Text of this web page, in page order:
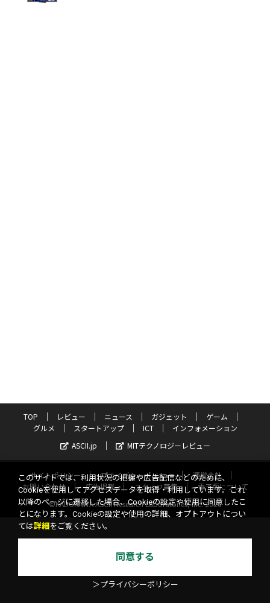
TOP レビュー ニュース ガジェット
ゲーム
グルメ
スタートアップ ICT
インフォメーション
ASCII.jp
MITテクノロジーレビュー
サイトポリシー プライバシーポリシー
運営会社
お問い合わせ
広告掲載 スタッフ募集
電子版について
©KADOKAWA ASCII Research Laboratories, Inc. 2026
このサイトでは、利用状況の把握や広告配信などのために、
Cookieを使用してアクセスデータを取得・利用しています。これ
以降のページに遷移した場合、Cookieの設定や使用に同意したこ
とになります。Cookieの設定や使用の詳細、オプトアウトについ
ては詳細 をご覧ください。
同意する
＞プライバシーポリシー